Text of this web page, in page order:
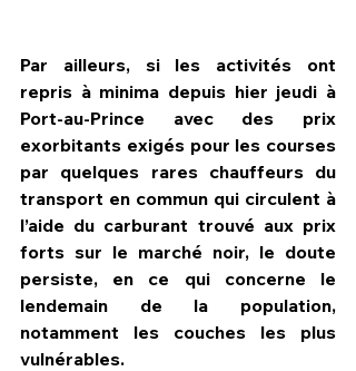
Par ailleurs, si les activités ont
repris à minima depuis hier jeudi à
Port-au-Prince avec des prix
exorbitants exigés pour les courses
par quelques rares chauffeurs du
transport en commun qui circulent à
l’aide du carburant trouvé aux prix
forts sur le marché noir, le doute
persiste, en ce qui concerne le
lendemain de la population,
notamment les couches les plus
vulnérables.